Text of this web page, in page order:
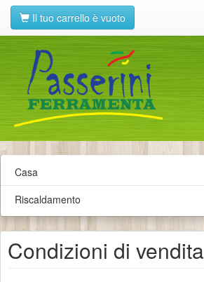
Il tuo carrello è vuoto
Casa
Riscaldamento
Condizioni di vendita